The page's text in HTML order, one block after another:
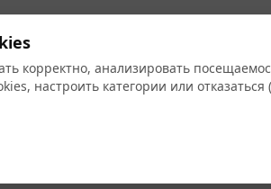
Бренды
корректно, анализировать
настроить категории или